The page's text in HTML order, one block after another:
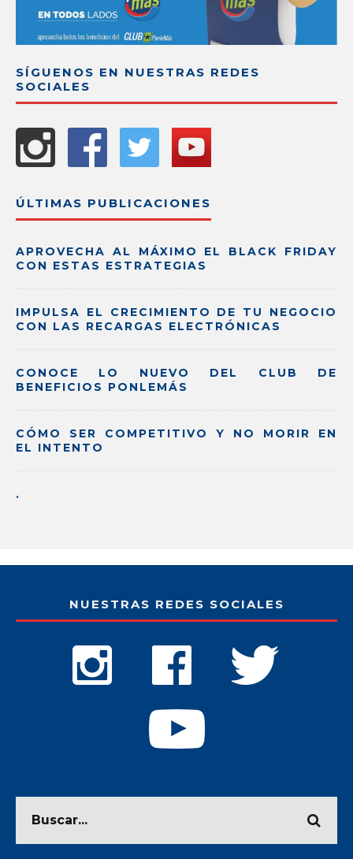
SÍGUENOS EN NUESTRAS REDES
SOCIALES
ÚLTIMAS PUBLICACIONES
APROVECHA AL MÁXIMO EL BLACK FRIDAY
CON ESTAS ESTRATEGIAS
IMPULSA EL CRECIMIENTO DE TU NEGOCIO
CON LAS RECARGAS ELECTRÓNICAS
CONOCE LO NUEVO DEL CLUB DE
BENEFICIOS PONLEMÁS
CÓMO SER COMPETITIVO Y NO MORIR EN
EL INTENTO
.
NUESTRAS REDES SOCIALES